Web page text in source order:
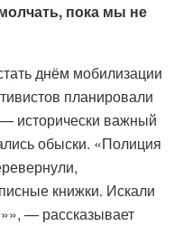
пока мы не
днём мобилизации
планировали
исторически важный
обыски. «Полиция
книжки. Искали
»», — рассказывает